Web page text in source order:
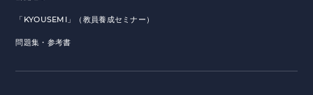
「KYOUSEMI」（教員養成セミナー）
問題集・参考書